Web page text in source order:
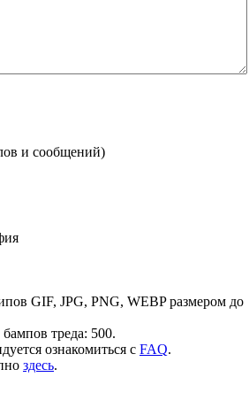
и сообщений)
GIF, JPG, PNG, WEBP размером до
треда: 500.
ознакомиться с FAQ.
здесь.